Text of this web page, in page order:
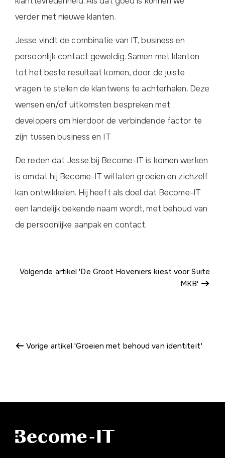
verder met nieuwe klanten.
Jesse vindt de combinatie van IT, business en
persoonlijk contact geweldig. Samen met klanten
tot het beste resultaat komen, door de juiste
vragen te stellen de klantwens te achterhalen. Deze
wensen en/of uitkomsten bespreken met
developers om hierdoor de verbindende factor te
zijn tussen business en IT
De reden dat Jesse bij Become-IT is komen werken
is omdat hij Become-IT wil laten groeien en zichzelf
kan ontwikkelen. Hij heeft als doel dat Become-IT
een landelijk bekende naam wordt, met behoud van
de persoonlijke aanpak en contact.
Volgende artikel 'De Groot Hoveniers kiest voor Suite
MKB'
Vorige artikel 'Groeien met behoud van identiteit'